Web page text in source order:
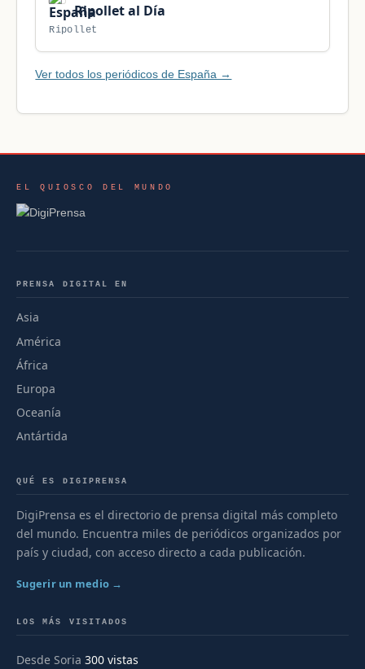
Ripollet al Día
Ripollet
Ver todos los periódicos de España →
EL QUIOSCO DEL MUNDO
PRENSA DIGITAL EN
Asia
América
África
Europa
Oceanía
Antártida
QUÉ ES DIGIPRENSA
DigiPrensa es el directorio de prensa digital más completo
del mundo. Encuentra miles de periódicos organizados por
país y ciudad, con acceso directo a cada publicación.
Sugerir un medio →
LOS MÁS VISITADOS
Desde Soria 300 vistas